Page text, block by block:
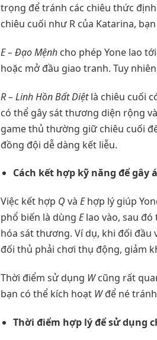
trọng để tránh các chiêu thức
chiêu cuối như R của Katarina,
E – Đạo Mệnh cho phép Yone lao
hoặc mở đầu giao tranh. Tuy
R – Linh Hồn Bất Diệtlà chiêu cuối
có thể gây sát thương diện rộng
game thủ thường giữ chiêu cuối
đồng đội dễ dàng kết liễu.
Cách kết hợp kỹ năng để gây
Việc kết hợp Q và Ehợp lý giúp
phổ biến là dùng Elao vào, sau đó
hóa sát thương. Ví dụ, khi đối
đối thủ phải chơi thụ động, giảm
Thời điểm sử dụng Wcũng rất
bạn có thể kích hoạt Wđể né
Thời điểm hợp lý để sử dụng